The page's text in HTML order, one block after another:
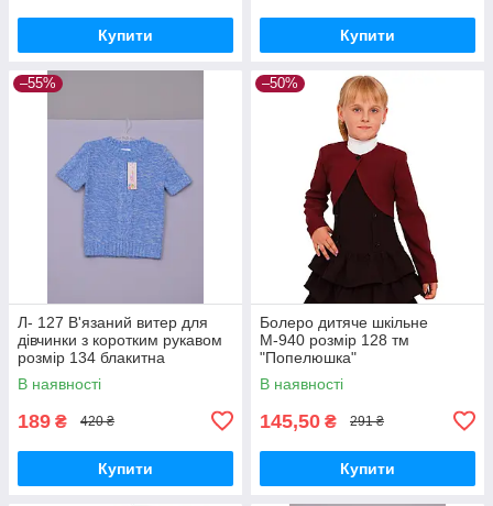
Купити Купити
–55%
Л- 127 В'язаний витер для
дівчинки з коротким рукавом
розмір 134 блакитна
В наявності
189 ₴ 420 ₴
Купити
–50%
Болеро дитяче шкільне
М-940 розмір 128 тм
"Попелюшка"
В наявності
145,50 ₴ 291 ₴
Купити